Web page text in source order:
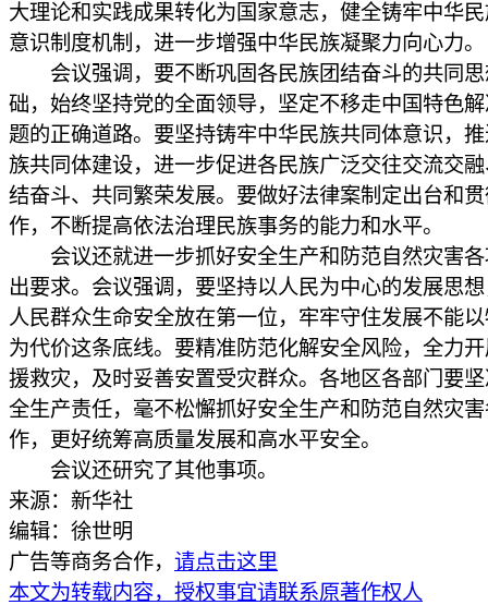
大理论和实践成果转化为国家意志，健全铸牢中华
意识制度机制，进一步增强中华民族凝聚力向心力。
会议强调，要不断巩固各民族团结奋斗的共同思
础，始终坚持党的全面领导，坚定不移走中国特色
题的正确道路。要坚持铸牢中华民族共同体意识，
族共同体建设，进一步促进各民族广泛交往交流交
结奋斗、共同繁荣发展。要做好法律案制定出台和
作，不断提高依法治理民族事务的能力和水平。
会议还就进一步抓好安全生产和防范自然灾害各
出要求。会议强调，要坚持以人民为中心的发展思
人民群众生命安全放在第一位，牢牢守住发展不能
为代价这条底线。要精准防范化解安全风险，全力
援救灾，及时妥善安置受灾群众。各地区各部门要
全生产责任，毫不松懈抓好安全生产和防范自然灾
作，更好统筹高质量发展和高水平安全。
会议还研究了其他事项。
来源：新华社
编辑：徐世明
广告等商务合作， 请点击这里
本文为转载内容，授权事宜请联系原著作权人